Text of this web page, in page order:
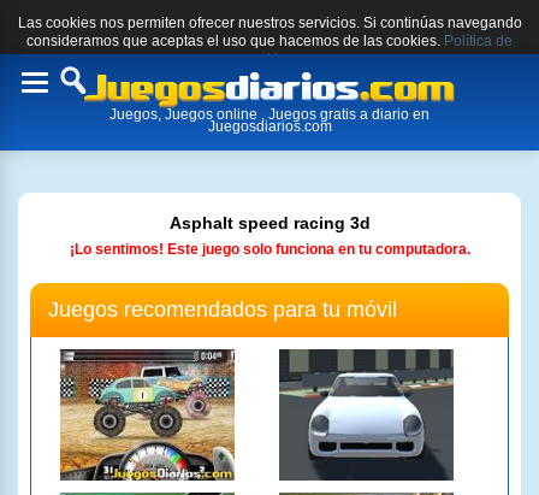
Las cookies nos permiten ofrecer nuestros servicios. Si continúas navegando
consideramos que aceptas el uso que hacemos de las cookies. Política de
cookies.
Toggle
Juegos, Juegos online , Juegos gratis a diario en
Juegosdiarios.com
Asphalt speed racing 3d
¡Lo sentimos! Este juego solo funciona en tu computadora.
Juegos recomendados para tu móvil